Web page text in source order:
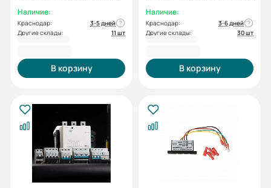
отверстия 123*13)
Наличие:
Краснодар:
3-5 дней
Другие склады:
11 шт
В корзину
отверстия 85*15)
Наличие:
Краснодар:
3-6 дней
Другие склады:
30 шт
В корзину